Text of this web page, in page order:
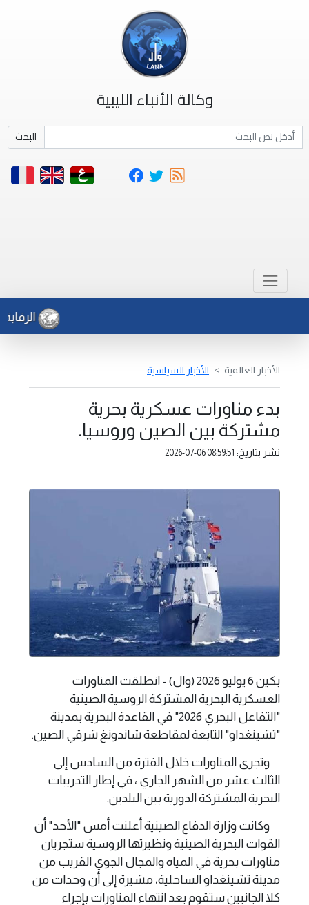
وكالة الأنباء الليبية
البحث
الرقابة
الأخبار العالمية الأخبار السياسية
بدء مناورات عسكرية بحرية
مشتركة بين الصين وروسيا.
نشر بتاريخ: 2026-07-06 08:59:51
بكين 6 يوليو 2026 (وال) - انطلقت المناورات
العسكرية البحرية المشتركة الروسية الصينية
"التفاعل البحري 2026" في القاعدة البحرية بمدينة
"تشينغداو" التابعة لمقاطعة شاندونغ شرقي الصين.
وتجرى المناورات خلال الفترة من السادس إلى
الثالث عشر من الشهر الجاري ، في إطار التدريبات
البحرية المشتركة الدورية بين البلدين.
وكانت وزارة الدفاع الصينية أعلنت أمس "الأحد" أن
القوات البحرية الصينية ونظيرتها الروسية ستجريان
مناورات بحرية في المياه والمجال الجوي القريب من
مدينة تشينغداو الساحلية، مشيرة إلى أن وحدات من
كلا الجانبين ستقوم بعد انتهاء المناورات بإجراء